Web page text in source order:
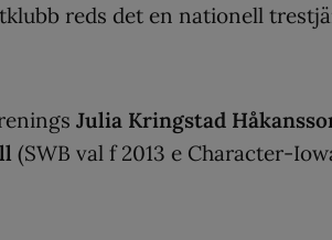
reds det en nationell
Julia Kringstad
(SWB val f 2013 e Character-